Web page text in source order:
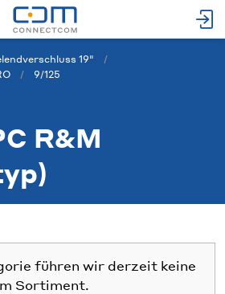
19"
9/125
R&M
führen wir derzeit keine
Sortiment.